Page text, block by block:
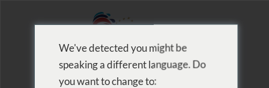
We've detected you might be
speaking a different language. Do
you want to change to: